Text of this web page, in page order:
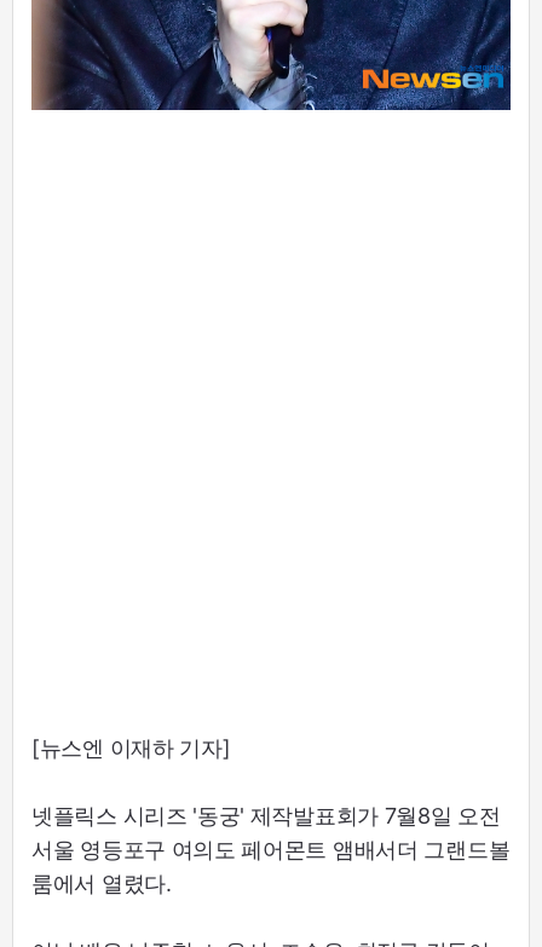
[뉴스엔 이재하 기자]
넷플릭스 시리즈 '동궁' 제작발표회가 7월8일 오전
서울 영등포구 여의도 페어몬트 앰배서더 그랜드볼
룸에서 열렸다.